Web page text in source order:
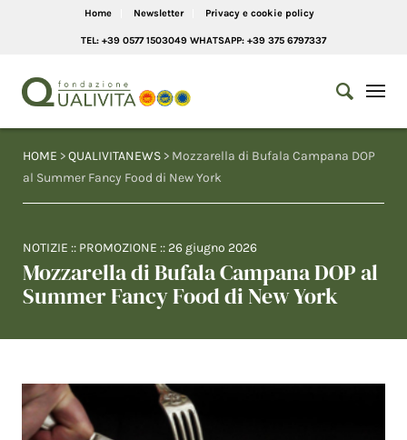
Home Newsletter Privacy e cookie policy
TEL: +39 0577 1503049 WHATSAPP: +39 375 6797337
HOME >QUALIVITANEWS > Mozzarella di Bufala Campana DOP
al Summer Fancy Food di New York
NOTIZIE :: PROMOZIONE :: 26 giugno 2026
Mozzarella di Bufala Campana DOP al
Summer Fancy Food di New York